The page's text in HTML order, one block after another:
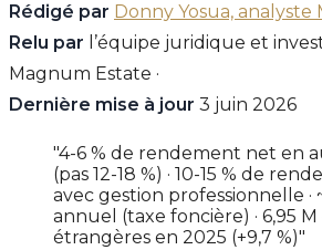
Rédigé par Donny Yosua,
Relu par l’équipe juridique et
Magnum Estate ·
Dernière mise à jour 3 juin 2026
"4-6 % de rendement net en
(pas 12-18 %) · 10-15 % de
avec gestion professionnelle ·
annuel (taxe foncière) · 6,95
étrangères en 2025 (+9,7 %)"